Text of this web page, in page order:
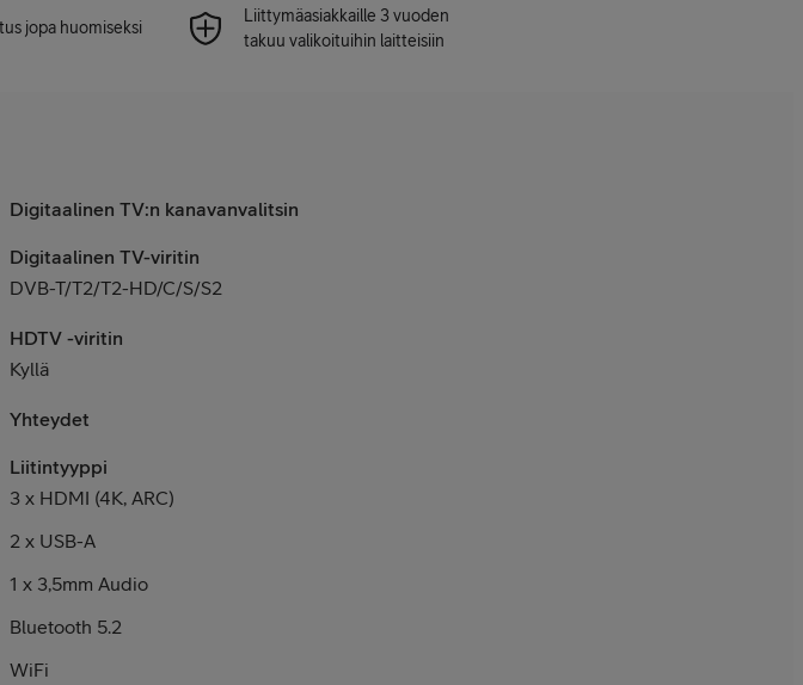
jopa huomiseksi
Liittymäasiakkaille 3 vuoden
takuu valikoituihin laitteisiin
Digitaalinen TV:n kanavanvalitsin
Digitaalinen TV-viritin
DVB-T/T2/T2-HD/C/S/S2
HDTV -viritin
Kyllä
Yhteydet
Liitintyyppi
3 x HDMI (4K, ARC)
2 x USB-A
1 x 3,5mm Audio
Bluetooth 5.2
WiFi